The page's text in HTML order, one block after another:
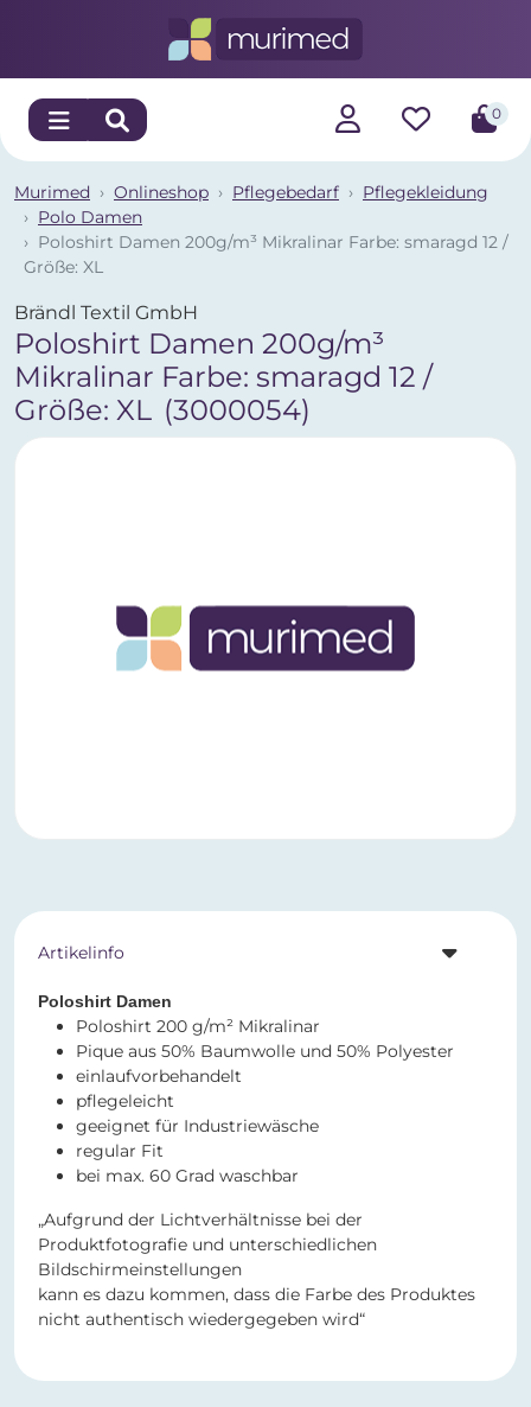
0
Murimed Onlineshop Pflegebedarf
Pflegekleidung
Polo Damen
Poloshirt Damen 200g/m³ Mikralinar Farbe: smaragd 12 /
Größe: XL
Brändl Textil GmbH
Poloshirt Damen 200g/m³
Mikralinar Farbe: smaragd 12 /
Größe: XL (3000054)
Artikelinfo
Poloshirt Damen
Poloshirt 200 g/m² Mikralinar
Pique aus 50% Baumwolle und 50% Polyester
einlaufvorbehandelt
pflegeleicht
geeignet für Industriewäsche
regular Fit
bei max. 60 Grad waschbar
„Aufgrund der Lichtverhältnisse bei der
Produktfotografie und unterschiedlichen
Bildschirmeinstellungen
kann es dazu kommen, dass die Farbe des Produktes
nicht authentisch wiedergegeben wird“